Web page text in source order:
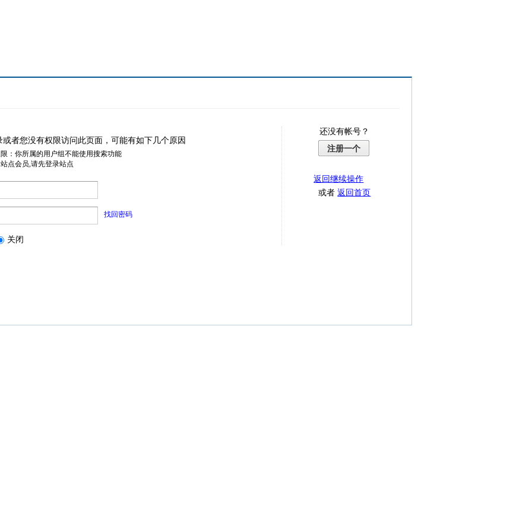
或者您没有权限访问此页面，可能有如下几个原因
：你所属的用户组不能使用搜索功能
点会员,请先登录站点
找回密码
关闭
还没有帐号？
注册一个
返回继续操作
或者返回首页